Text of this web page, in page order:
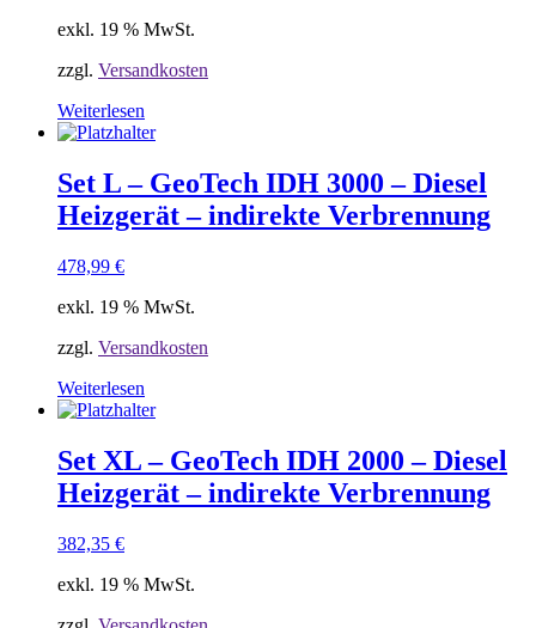
exkl. 19 % MwSt.
zzgl. Versandkosten
Weiterlesen
Set L – GeoTech IDH 3000 – Diesel
Heizgerät – indirekte Verbrennung
478,99 €
exkl. 19 % MwSt.
zzgl. Versandkosten
Weiterlesen
Set XL – GeoTech IDH 2000 – Diesel
Heizgerät – indirekte Verbrennung
382,35 €
exkl. 19 % MwSt.